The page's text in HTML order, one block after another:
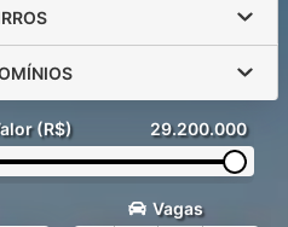
(R$) 29.200.000
Vagas